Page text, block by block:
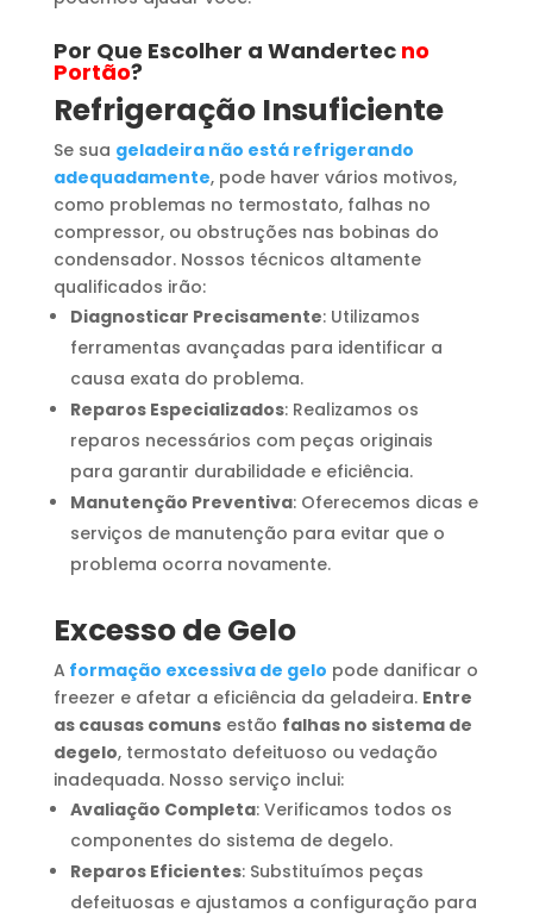
Por Que Escolher a Wandertec no
Portão?
Refrigeração Insuficiente
Se sua geladeira não está refrigerando
adequadamente, pode haver vários motivos,
como problemas no termostato, falhas no
compressor, ou obstruções nas bobinas do
condensador. Nossos técnicos altamente
qualificados irão:
Diagnosticar Precisamente: Utilizamos
ferramentas avançadas para identificar a
causa exata do problema.
Reparos Especializados: Realizamos os
reparos necessários com peças originais
para garantir durabilidade e eficiência.
Manutenção Preventiva: Oferecemos dicas e
serviços de manutenção para evitar que o
problema ocorra novamente.
Excesso de Gelo
A formação excessiva de gelo pode danificar o
freezer e afetar a eficiência da geladeira. Entre
as causas comunsestão falhas no sistema de
degelo, termostato defeituoso ou vedação
inadequada. Nosso serviço inclui:
Avaliação Completa: Verificamos todos os
componentes do sistema de degelo.
Reparos Eficientes: Substituímos peças
defeituosas e ajustamos a configuração para